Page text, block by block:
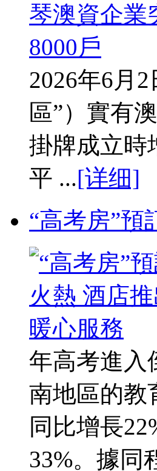
2026年6月
區”）實有
掛牌成立時
平 ...[详细]
“高考房”預
年高考進入
南地區的教
同比增長
33%。據同